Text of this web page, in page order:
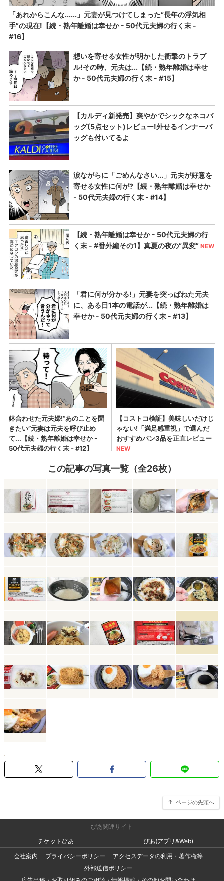
この記事の写真一覧（全26枚）
ページの先頭へ
ぴあ関連サイト
チケットぴあ
ぴあ(アプリ&Web)
会社案内
プライバシーポリシー
アクセスデータの利用・著作権等
外部送信ポリシー